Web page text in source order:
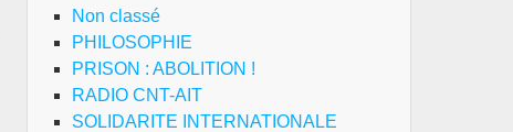
Non classé
PHILOSOPHIE
PRISON : ABOLITION !
RADIO CNT-AIT
SOLIDARITE INTERNATIONALE